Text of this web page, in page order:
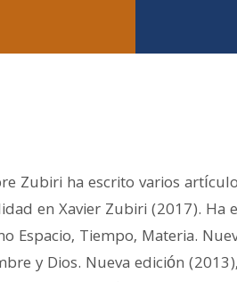
Zubiri ha escrito varios
en Xavier Zubiri (2017). Ha
Espacio, Tiempo, Materia.
y Dios. Nueva edición